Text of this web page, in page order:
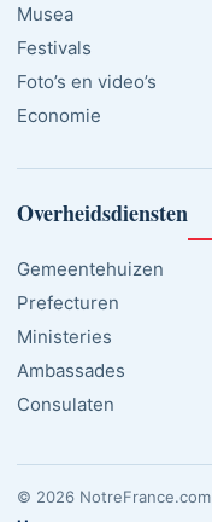
Musea
Festivals
Foto’s en video’s
Economie
Overheidsdiensten
Gemeentehuizen
Prefecturen
Ministeries
Ambassades
Consulaten
© 2026 NotreFrance.com